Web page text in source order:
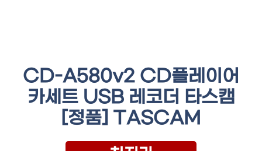
CD-A580v2 CD플레이어
카세트 USB 레코더 타스캠
[정품] TASCAM